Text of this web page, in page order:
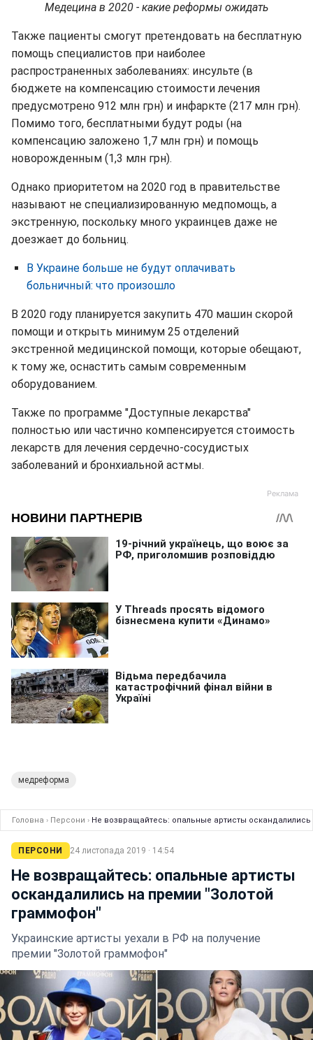
Медецина в 2020 - какие реформы ожидать
Также пациенты смогут претендовать на бесплатную
помощь специалистов при наиболее
распространенных заболеваниях: инсульте (в
бюджете на компенсацию стоимости лечения
предусмотрено 912 млн грн) и инфаркте (217 млн грн).
Помимо того, бесплатными будут роды (на
компенсацию заложено 1,7 млн грн) и помощь
новорожденным (1,3 млн грн).
Однако приоритетом на 2020 год в правительстве
называют не специализированную медпомощь, а
экстренную, поскольку много украинцев даже не
доезжает до больниц.
В Украине больше не будут оплачивать
больничный: что произошло
В 2020 году планируется закупить 470 машин скорой
помощи и открыть минимум 25 отделений
экстренной медицинской помощи, которые обещают,
к тому же, оснастить самым современным
оборудованием.
Также по программе "Доступные лекарства"
полностью или частично компенсируется стоимость
лекарств для лечения сердечно-сосудистых
заболеваний и бронхиальной астмы.
медреформа
Головна › Персони › Не возвращайтесь: опальные артисты
ПЕРСОНИ 24 листопада 2019 · 14:54
Не возвращайтесь: опальные артисты
оскандалились на премии "Золотой
граммофон"
Украинские артисты уехали в РФ на получение
премии "Золотой граммофон"